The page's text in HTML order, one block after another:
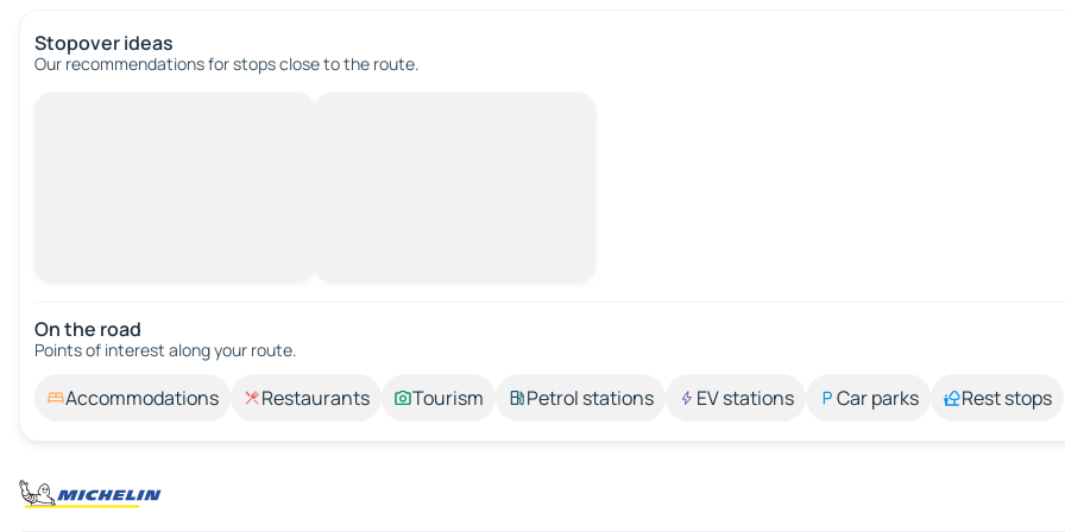
Stopover ideas
Our recommendations for stops close to the route.
On the road
Points of interest along your route.
Accommodations Restaurants Tourism Petrol stations EV stations Car parks Rest stops